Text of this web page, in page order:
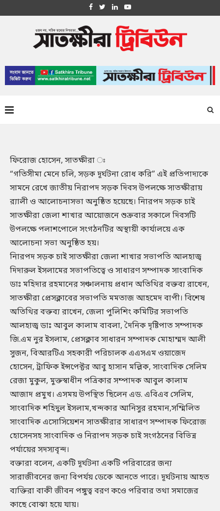
ফিরোজ হোসেন, সাতক্ষীরা ঃ
“গতিসীমা মেনে চলি, সড়ক দূর্ঘটনা রোধ করি” এই প্রতিপাদ্যকে
সামনে রেখে জাতীয় নিরাপদ সড়ক দিবস উপলক্ষে সাতক্ষীরায়
র‌্যালী ও আলোচনাসভা অনুষ্ঠিত হয়েছে। নিারপদ সড়ক চাই
সাতক্ষীরা জেলা শাখার আয়োজনে শুক্রবার সকালে দিবসটি
উপলক্ষে পলাশপোলে সংগঠনটির অস্থায়ী কার্যালয়ে এক
আলোচনা সভা অনুষ্ঠিত হয়।
নিারপদ সড়ক চাই সাতক্ষীরা জেলা শাখার সভাপতি আলহাজ্ব
দিদারুল ইসলামের সভাপতিত্বে ও সাধারণ সম্পাদক সাংবাদিক
ডাঃ মহিদার রহমানের সঞ্চালনায় প্রধান অতিথির বক্তব্য রাখেন,
সাতক্ষীরা প্রেসক্লাবের সভাপতি মমতাজ আহমেদ বাপী। বিশেষ
অতিথির বক্তব্য রাখেন, জেলা পুলিশিং কমিটির সভাপতি
আলহাজ্ব ডাঃ আবুল কালাম বাবলা, দৈনিক দৃষ্টিপাত সম্পাদক
জি.এম নুর ইসলাম, প্রেসক্লাব সাধারন সম্পাদক মোহাম্মদ আলী
সুজন, বিআরটিএ সহকারী পরিচালক এএসএম ওয়াজেদ
হোসেন, ট্রাফিক ইন্সপেক্টর আবু হাসান মল্লিক, সাংবাদিক সেলিম
রেজা মুকুল, মুক্তস্বাধীন পত্রিকার সম্পাদক আবুল কালাম
আজাদ প্রমুখ। এসময় উপস্থিত ছিলেন এড. এবিএব সেলিম,
সাংবাদিক শহিদুল ইসলাম,খন্দকার আনিসুর রহমান,সম্মিলিত
সাংবাদিক এসোসিয়েশন সাতক্ষীরার সাধারণ সম্পাদক ফিরোজ
হোসেনসহ সাংবাদিক ও নিরাপদ সড়ক চাই সংগঠনের বিভিন্ন
পর্যায়ের সদস্যবৃন্দ।
বক্তারা বলেন, একটি দূর্ঘটনা একটি পরিবারের জন্য
সারাজীবনের জন্য বিপর্যয় ডেকে আনতে পারে। দূর্ঘটনায় আহত
ব্যক্তিরা বাকী জীবন পঙ্গুত্ব বরণ কওে পরিবার তথা সমাজের
কাছে বোঝা হয়ে যায়।